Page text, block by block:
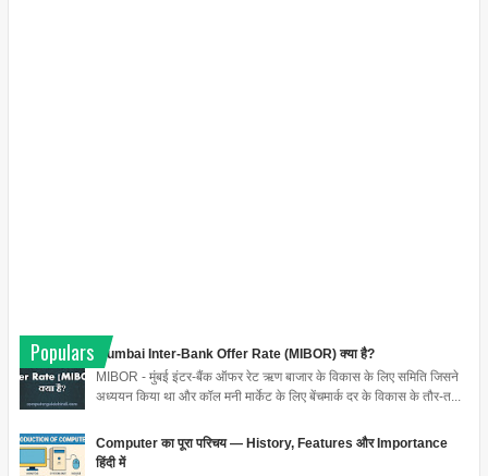
Populars
Mumbai Inter-Bank Offer Rate (MIBOR) क्या है?
MIBOR - मुंबई इंटर-बैंक ऑफर रेट ऋण बाजार के विकास के लिए समिति जिसने
अध्ययन किया था और कॉल मनी मार्केट के लिए बेंचमार्क दर के विकास के तौर-त...
Computer का पूरा परिचय — History, Features और Importance
हिंदी में